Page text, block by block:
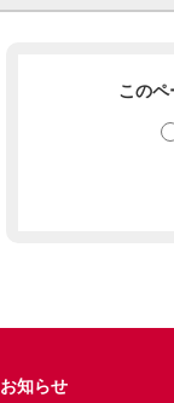
このペ
お知らせ